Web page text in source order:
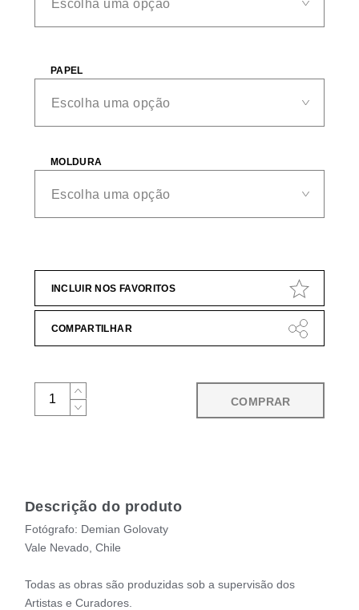
PAPEL
MOLDURA
INCLUIR NOS FAVORITOS
COMPARTILHAR
COMPRAR
Descrição do produto
Fotógrafo: Demian Golovaty
Vale Nevado, Chile
Todas as obras são produzidas sob a supervisão dos
Artistas e Curadores.